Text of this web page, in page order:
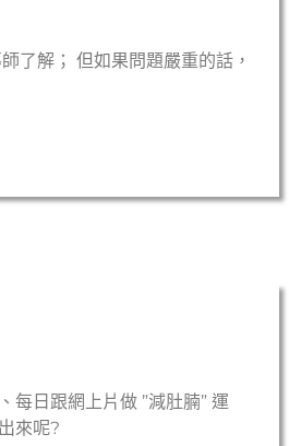
了解； 但如果問題嚴重的話，
、 每日跟網上片做 ”減肚腩” 運
來呢?